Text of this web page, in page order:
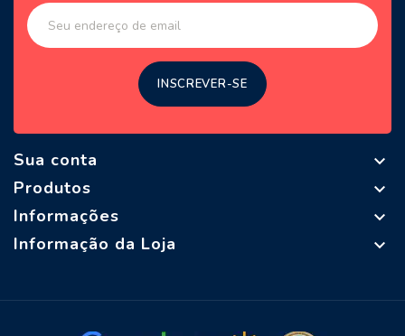
Sua conta

Produtos

Informações

Informação da Loja
